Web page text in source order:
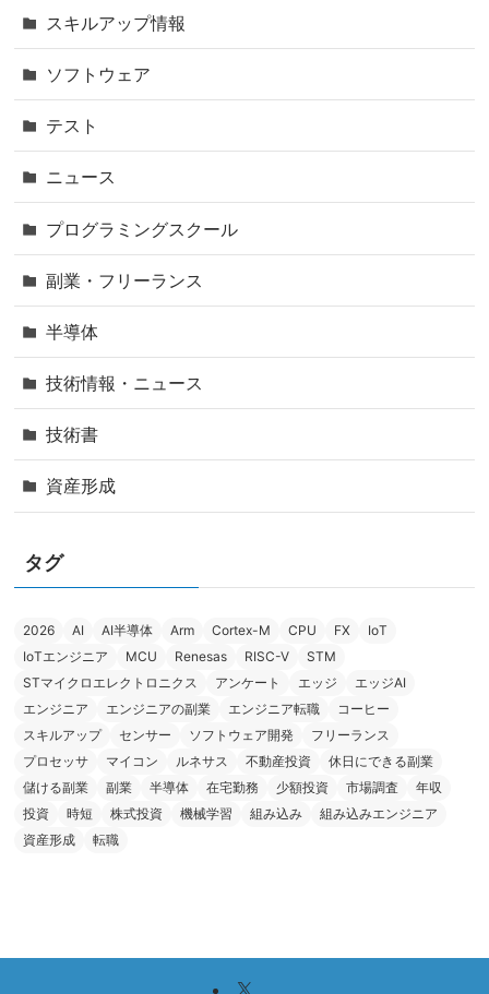
スキルアップ情報
ソフトウェア
テスト
ニュース
プログラミングスクール
副業・フリーランス
半導体
技術情報・ニュース
技術書
資産形成
タグ
2026 AI AI半導体 Arm Cortex-M CPU FX
IoT
IoTエンジニア
MCU Renesas RISC-V
STM
STマイクロエレクトロニクス
アンケート エッジ
エッジAI
エンジニア
エンジニアの副業 エンジニア転職
コーヒー
スキルアップ
センサー ソフトウェア開発
フリーランス
プロセッサ
マイコン ルネサス 不動産投資
休日にできる副業
儲ける副業
副業 半導体 在宅勤務 少額投資 市場調査
年収
投資
時短 株式投資 機械学習 組み込み
組み込みエンジニア
資産形成
転職